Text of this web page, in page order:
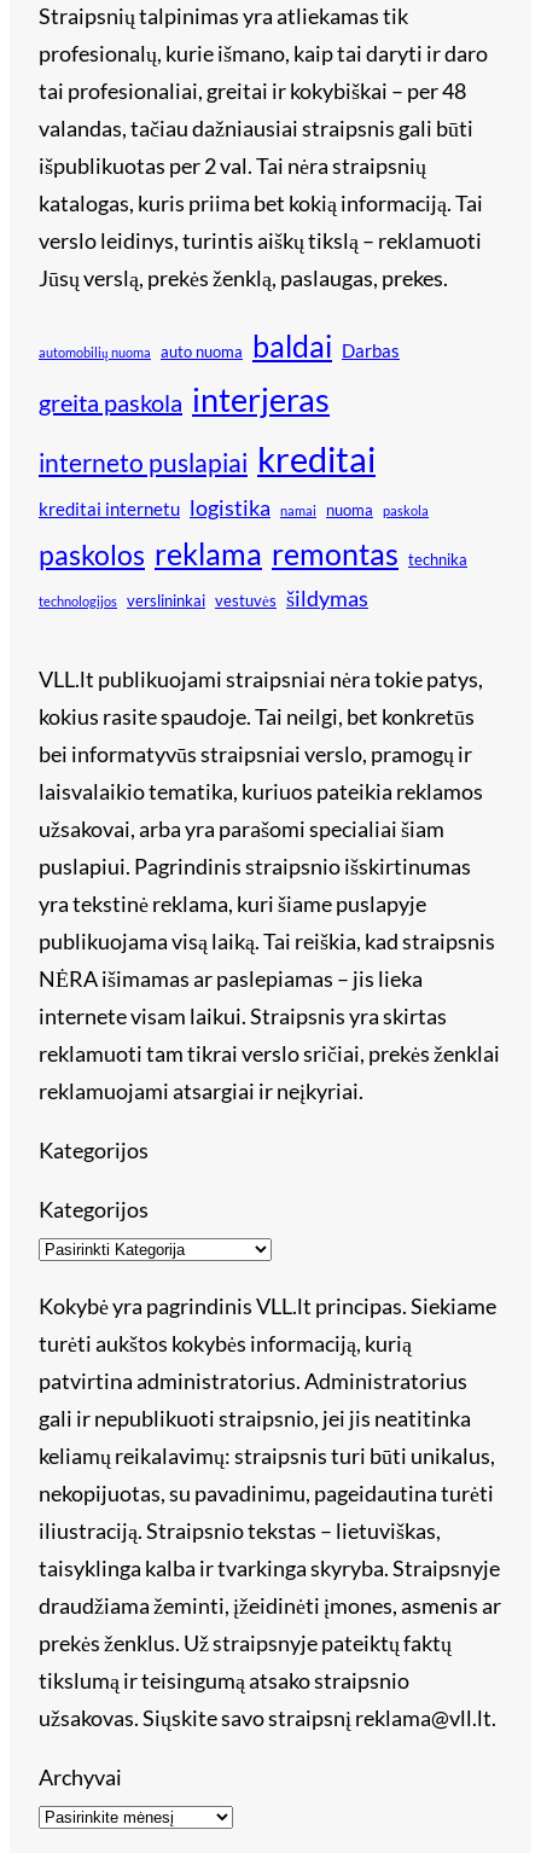
Straipsnių talpinimas yra atliekamas tik
profesionalų, kurie išmano, kaip tai daryti ir daro
tai profesionaliai, greitai ir kokybiškai – per 48
valandas, tačiau dažniausiai straipsnis gali būti
išpublikuotas per 2 val. Tai nėra straipsnių
katalogas, kuris priima bet kokią informaciją. Tai
verslo leidinys, turintis aiškų tikslą – reklamuoti
Jūsų verslą, prekės ženklą, paslaugas, prekes.
automobilių nuoma auto nuoma baldai Darbas
greita paskola interjeras
interneto puslapiai kreditai
kreditai internetu logistika namai nuoma paskola
paskolos reklama remontas technika
technologijos verslininkai vestuvės šildymas
VLL.lt publikuojami straipsniai nėra tokie patys,
kokius rasite spaudoje. Tai neilgi, bet konkretūs
bei informatyvūs straipsniai verslo, pramogų ir
laisvalaikio tematika, kuriuos pateikia reklamos
užsakovai, arba yra parašomi specialiai šiam
puslapiui. Pagrindinis straipsnio išskirtinumas
yra tekstinė reklama, kuri šiame puslapyje
publikuojama visą laiką. Tai reiškia, kad straipsnis
NĖRA išimamas ar paslepiamas – jis lieka
internete visam laikui. Straipsnis yra skirtas
reklamuoti tam tikrai verslo sričiai, prekės ženklai
reklamuojami atsargiai ir neįkyriai.
Kategorijos
Kategorijos
Kokybė yra pagrindinis VLL.lt principas. Siekiame
turėti aukštos kokybės informaciją, kurią
patvirtina administratorius. Administratorius
gali ir nepublikuoti straipsnio, jei jis neatitinka
keliamų reikalavimų: straipsnis turi būti unikalus,
nekopijuotas, su pavadinimu, pageidautina turėti
iliustraciją. Straipsnio tekstas – lietuviškas,
taisyklinga kalba ir tvarkinga skyryba. Straipsnyje
draudžiama žeminti, įžeidinėti įmones, asmenis ar
prekės ženklus. Už straipsnyje pateiktų faktų
tikslumą ir teisingumą atsako straipsnio
užsakovas. Siųskite savo straipsnį reklama@vll.lt.
Archyvai